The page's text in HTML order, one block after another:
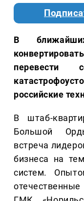
В
перевести
российские
В штаб-
Большой
встреча
бизнеса на
систем.